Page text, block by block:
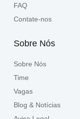
FAQ
Contate-nos
Sobre Nós
Sobre Nós
Time
Vagas
Blog & Notícias